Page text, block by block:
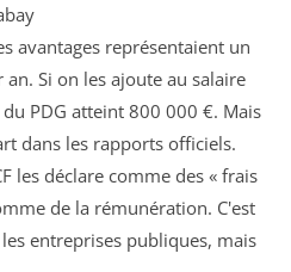
avantages représentaient un
Si on les ajoute au salaire
PDG atteint 800 000 €. Mais
dans les rapports officiels.
les déclare comme des « frais
de la rémunération. C'est
entreprises publiques, mais